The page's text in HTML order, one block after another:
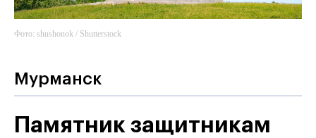
Фото: shushonok / Shutterstock
Мурманск
Памятник защитникам